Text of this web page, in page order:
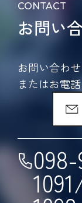
CONTACT
お問い
お問い合わせ
またはお電
098-